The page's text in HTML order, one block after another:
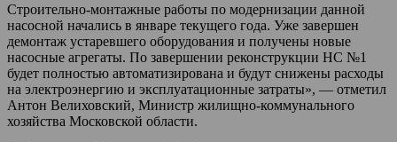
Строительно-монтажные работы по модернизации данной
насосной начались в январе текущего года. Уже завершен
демонтаж устаревшего оборудования и получены новые
насосные агрегаты. По завершении реконструкции НС №1
будет полностью автоматизирована и будут снижены расходы
на электроэнергию и эксплуатационные затраты», — отметил
Антон Велиховский, Министр жилищно-коммунального
хозяйства Московской области.